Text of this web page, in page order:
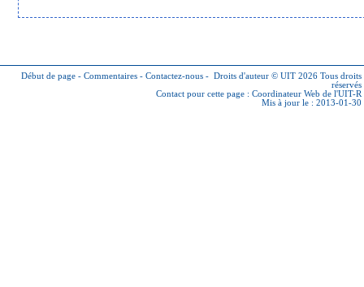
Début de page - Commentaires - Contactez-nous - Droits d'auteur © UIT 2026 Tous droits
réservés
Contact pour cette page : Coordinateur Web de l'UIT-R
Mis à jour le : 2013-01-30